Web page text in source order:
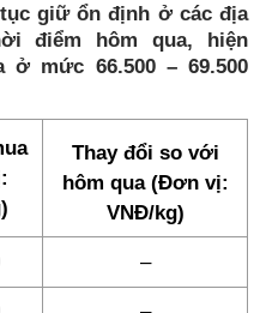
giữ ổn định ở các địa
điểm hôm qua, hiện
mức 66.500 – 69.500
Thay đổi so với
hôm qua (Đơn vị:
VNĐ/kg)
–